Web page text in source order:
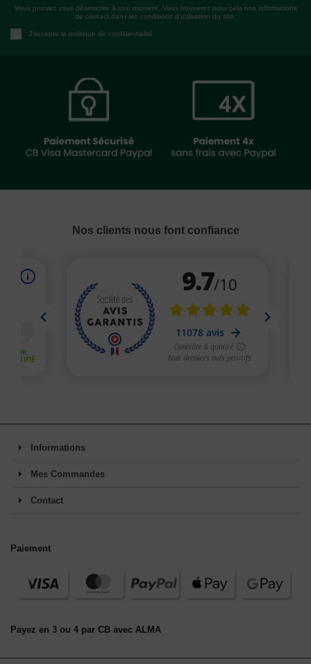
Vous pouvez vous désinscrire à tout moment. Vous trouverez pour cela nos informations
de contact dans les conditions d'utilisation du site.
J'accepte la politique de confidentialité
Nos clients nous font confiance
Informations
Mes Commandes
Contact
Paiement
Payez en 3 ou 4 par CB avec ALMA